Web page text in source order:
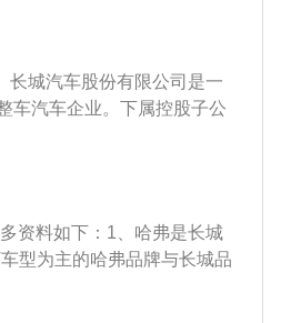
，匹配7挡双离合变速箱，
长城汽车股份有限公司是一
车汽车企业。下属控股子公
腾翼轿车、风骏皮卡三大
1998年实现出口，出口产
资料如下：1、哈弗是长城
型为主的哈弗品牌与长城品
产、服务等体系，主营SUV